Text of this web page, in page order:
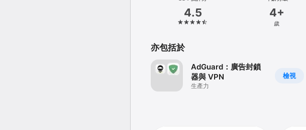
4.5 4+
歲
亦包括於
檢視
AdGuard：廣告封鎖
器與 VPN
生產力